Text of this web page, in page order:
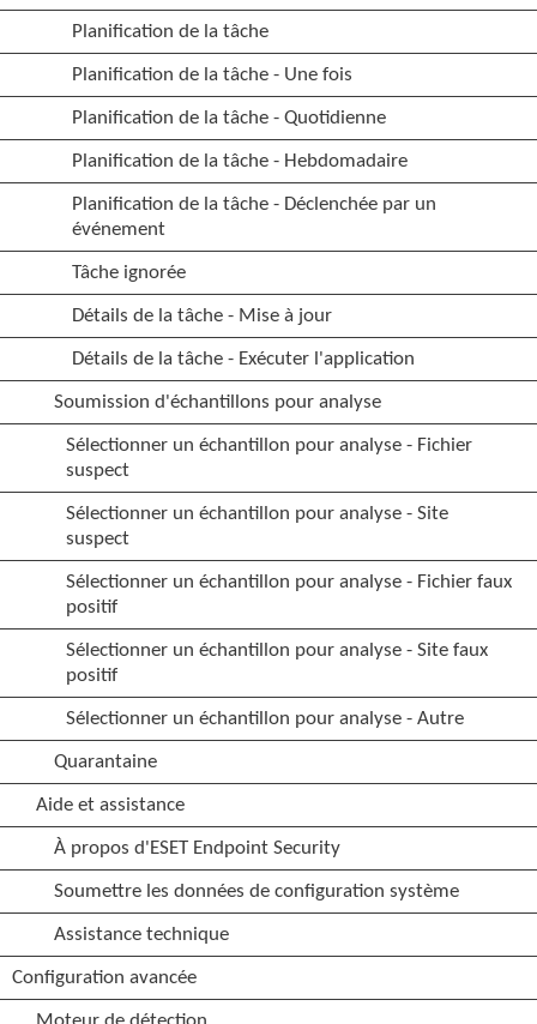
Planification de la tâche
Planification de la tâche - Une fois
Planification de la tâche - Quotidienne
Planification de la tâche - Hebdomadaire
Planification de la tâche - Déclenchée par un
événement
Tâche ignorée
Détails de la tâche - Mise à jour
Détails de la tâche - Exécuter l'application
Soumission d'échantillons pour analyse
Sélectionner un échantillon pour analyse - Fichier
suspect
Sélectionner un échantillon pour analyse - Site
suspect
Sélectionner un échantillon pour analyse - Fichier faux
positif
Sélectionner un échantillon pour analyse - Site faux
positif
Sélectionner un échantillon pour analyse - Autre
Quarantaine
Aide et assistance
À propos d'ESET Endpoint Security
Soumettre les données de configuration système
Assistance technique
Configuration avancée